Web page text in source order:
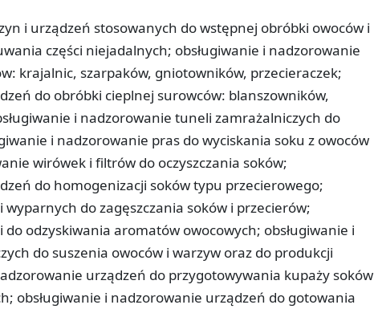
i urządzeń stosowanych do wstępnej obróbki owoców i
części niejadalnych; obsługiwanie i nadzorowanie
krajalnic, szarpaków, gniotowników, przecieraczek;
do obróbki cieplnej surowców: blanszowników,
i nadzorowanie tuneli zamrażalniczych do
i nadzorowanie pras do wyciskania soku z owoców
wirówek i filtrów do oczyszczania soków;
do homogenizacji soków typu przecierowego;
do zagęszczania soków i przecierów;
odzyskiwania aromatów owocowych; obsługiwanie i
do suszenia owoców i warzyw oraz do produkcji
urządzeń do przygotowywania kupaży soków
obsługiwanie i nadzorowanie urządzeń do gotowania